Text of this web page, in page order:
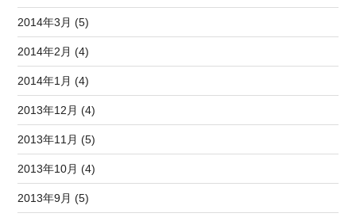
2014年3月 (5)
2014年2月 (4)
2014年1月 (4)
2013年12月 (4)
2013年11月 (5)
2013年10月 (4)
2013年9月 (5)